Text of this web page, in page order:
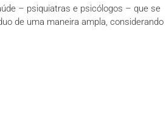
– psiquiatras e psicólogos – que se
de uma maneira ampla, considerando